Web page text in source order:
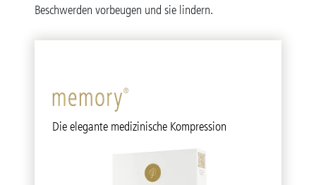
Beschwerden vorbeugen und sie lindern.
Die elegante medizinische Kompression